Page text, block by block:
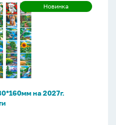
Новинка
Новинка
на 2027г.